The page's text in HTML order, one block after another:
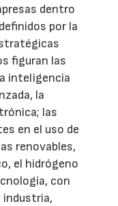
dentro
por la
figuran las
inteligencia
la
las
en el uso de
renovables,
el hidrógeno
con
industria,